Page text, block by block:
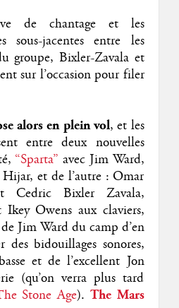
de chantage et les
sous-jacentes entre les
groupe, Bixler-Zavala et
sur l’occasion pour filer
alors en plein vol, et les
entre deux nouvelles
“Sparta” avec Jim Ward,
et de l’autre : Omar
Cedric Bixler Zavala,
Ikey Owens aux claviers,
Jim Ward du camp d’en
des bidouillages sonores,
et de l’excellent Jon
(qu’on verra plus tard
Stone Age). The Mars